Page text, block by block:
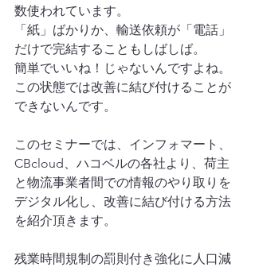
数使われています。
「紙」ばかりか、輸送依頼が「電話」
だけで完結することもしばしば。
簡単でいいね！じゃないんですよね。
この状態では改善に結び付けることが
できないんです。
このセミナーでは、インフォマート、
CBcloud、ハコベルの各社より、荷主
と物流事業者間での情報のやり取りを
デジタル化し、改善に結び付ける方法
を紹介頂きます。
残業時間規制の罰則付き強化に人口減